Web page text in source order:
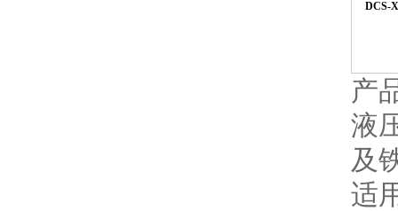
DCS-
产
液
及
适